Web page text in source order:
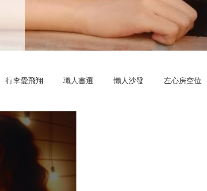
行李愛飛翔 職人書選 懶人沙發 左心房空位
好康分享